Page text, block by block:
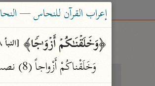
بحث
إعراب القرآن للنحاس — النحاس
﴿وَخَلَقۡنَـٰكُمۡ أَزۡوَ ٰ⁠جࣰا﴾ [النبأ ٨]
وَخَلَقْناكُمْ أَزْواجاً (8) نصب على الحال أي أصنافا أي ذكورا وإناثا وقصارا وطوالا فنبههم جلّ وعزّ على قدرته.